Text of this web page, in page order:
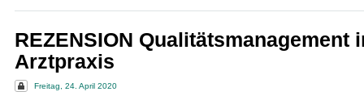
REZENSION Qualitätsmanagement
Arztpraxis
Freitag, 24. April 2020